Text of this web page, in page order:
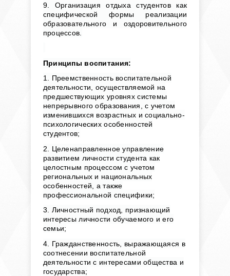
9. Организация отдыха студентов как
специфической формы реализации
образовательного и оздоровительного
процессов.
Принципы воспитания:
1. Преемственность воспитательной
деятельности, осуществляемой на
предшествующих уровнях системы
непрерывного образования, с учетом
изменившихся возрастных и социально-
психологических особенностей
студентов;
2. Целенаправленное управление
развитием личности студента как
целостным процессом с учетом
региональных и национальных
особенностей, а также
профессиональной специфики;
3. Личностный подход, признающий
интересы личности обучаемого и его
семьи;
4. Гражданственность, выражающаяся в
соотнесении воспитательной
деятельности с интересами общества и
государства;